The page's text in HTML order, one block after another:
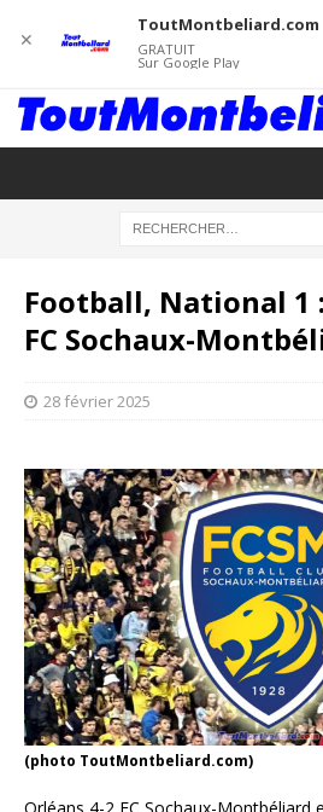
Football, National 1
FC Sochaux-
28 février 2025
(photo ToutMontbeliard.com)
✕
ToutMontbeliard.com
GRATUIT
Sur Google Play